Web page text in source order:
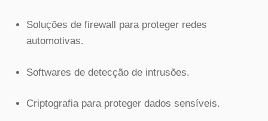
Soluções de firewall para proteger redes
automotivas.
Softwares de detecção de intrusões.
Criptografia para proteger dados sensíveis.